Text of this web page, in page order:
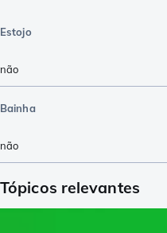
Estojo
não
Bainha
não
Tópicos relevantes